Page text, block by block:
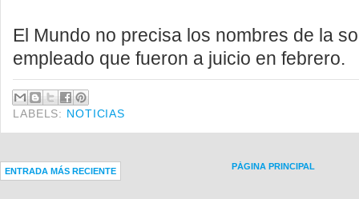
El Mundo no precisa los nombres de la
empleado que fueron a juicio en febrero.
LABELS: NOTICIAS
ENTRADA MÁS RECIENTE PÁGINA PRINCIPAL